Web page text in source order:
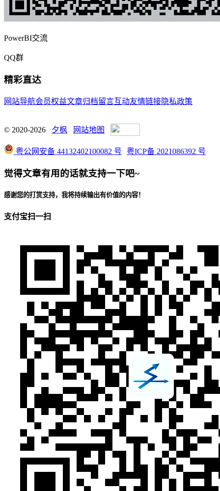
PowerBI交流
QQ群
精彩直达
网站导航会员权益文章归档留言互动友情链接隐私政策
© 2020-2026 夕枫 网站地图
粤公网安备 44132402100082 号 粤ICP备 2021086392 号
觉得文章有用的话就支持一下吧~
感谢您的打赏支持，我将持续输出有价值的内容！
支付宝扫一扫